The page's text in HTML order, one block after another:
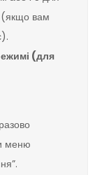
вам
(для
меню